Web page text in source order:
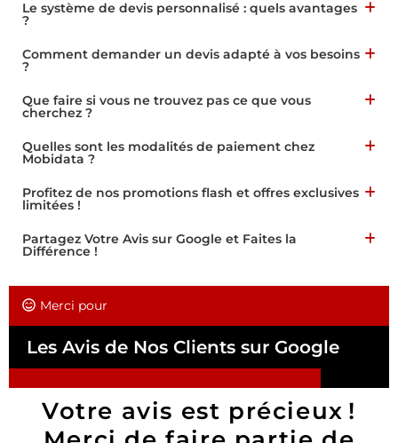
Le système de devis personnalisé : quels avantages
?
Comment demander un devis adapté à vos besoins
?
Que faire si vous ne trouvez pas ce que vous
cherchez ?
Quelles sont les modalités de paiement chez
Mobidata ?
Profitez de nos promotions flash et offres exclusives
limitées !
Partagez Votre Avis sur Google et Faites la
Différence !
Merci pour
Les Avis de Nos Clients sur Google
Votre avis est précieux !